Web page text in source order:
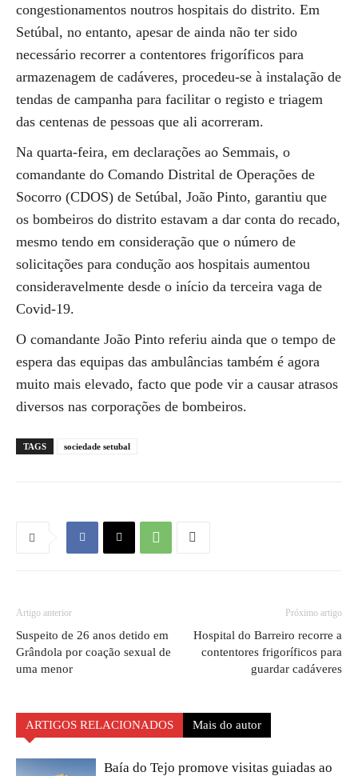
congestionamentos noutros hospitais do distrito. Em
Setúbal, no entanto, apesar de ainda não ter sido
necessário recorrer a contentores frigoríficos para
armazenagem de cadáveres, procedeu-se à instalação de
tendas de campanha para facilitar o registo e triagem
das centenas de pessoas que ali acorreram.
Na quarta-feira, em declarações ao Semmais, o
comandante do Comando Distrital de Operações de
Socorro (CDOS) de Setúbal, João Pinto, garantiu que
os bombeiros do distrito estavam a dar conta do recado,
mesmo tendo em consideração que o número de
solicitações para condução aos hospitais aumentou
consideravelmente desde o início da terceira vaga de
Covid-19.
O comandante João Pinto referiu ainda que o tempo de
espera das equipas das ambulâncias também é agora
muito mais elevado, facto que pode vir a causar atrasos
diversos nas corporações de bombeiros.
TAGS sociedade setubal
Artigo anterior
Suspeito de 26 anos detido em
Grândola por coação sexual de
uma menor
Próximo artigo
Hospital do Barreiro recorre a
contentores frigoríficos para
guardar cadáveres
ARTIGOS RELACIONADOS Mais do autor
Baía do Tejo promove visitas guiadas ao